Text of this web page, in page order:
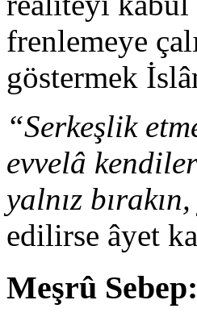
frenlemeye
göstermek
“Serkeşlik
evvelâ
yalnız
edilirse âyet
Meşrû Sebep: